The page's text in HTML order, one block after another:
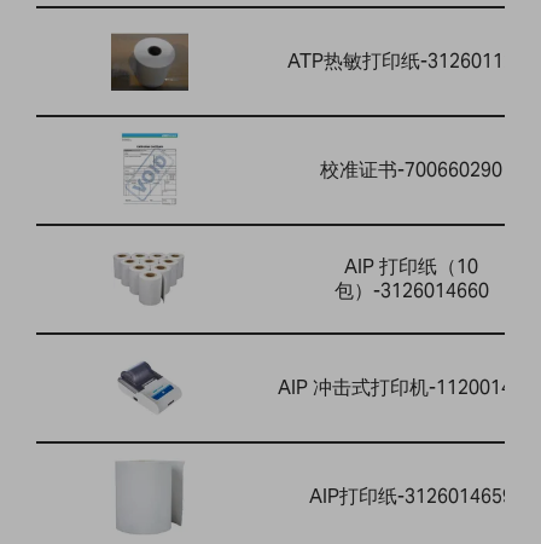
ATP热敏打印纸-3126011263
校准证书-700660290
AIP 打印纸（10
包）-3126014660
AIP 冲击式打印机-
AIP打印纸-3126014659